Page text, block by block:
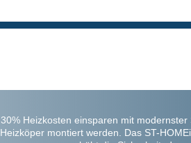
30% Heizkosten einsparen mit
Heizköper montiert werden. Das ST-